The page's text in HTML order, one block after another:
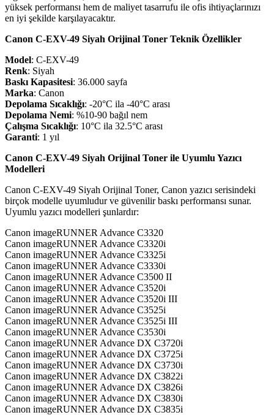
yüksek performansı hem de maliyet tasarrufu ile ofis ihtiyaçlarınızı
en iyi şekilde karşılayacaktır.
Canon C-EXV-49 Siyah Orijinal Toner Teknik Özellikler
Model: C-EXV-49
Renk: Siyah
Baskı Kapasitesi: 36.000 sayfa
Marka: Canon
Depolama Sıcaklığı: -20°C ila -40°C arası
Depolama Nemi: %10-90 bağıl nem
Çalışma Sıcaklığı: 10°C ila 32.5°C arası
Garanti: 1 yıl
Canon C-EXV-49 Siyah Orijinal Toner ile Uyumlu Yazıcı
Modelleri
Canon C-EXV-49 Siyah Orijinal Toner, Canon yazıcı serisindeki
birçok modelle uyumludur ve güvenilir baskı performansı sunar.
Uyumlu yazıcı modelleri şunlardır:
Canon imageRUNNER Advance C3320
Canon imageRUNNER Advance C3320i
Canon imageRUNNER Advance C3325i
Canon imageRUNNER Advance C3330i
Canon imageRUNNER Advance C3500 II
Canon imageRUNNER Advance C3520i
Canon imageRUNNER Advance C3520i III
Canon imageRUNNER Advance C3525i
Canon imageRUNNER Advance C3525i III
Canon imageRUNNER Advance C3530i
Canon imageRUNNER Advance DX C3720i
Canon imageRUNNER Advance DX C3725i
Canon imageRUNNER Advance DX C3730i
Canon imageRUNNER Advance DX C3822i
Canon imageRUNNER Advance DX C3826i
Canon imageRUNNER Advance DX C3830i
Canon imageRUNNER Advance DX C3835i